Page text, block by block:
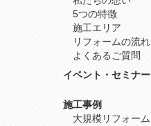
5つの特徴
施工エリア
リフォームの流れ
よくあるご質問
イベント・セミナー
施工事例
大規模リフォーム